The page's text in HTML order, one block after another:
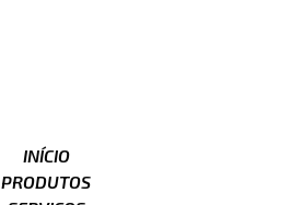
INÍCIO
PRODUTOS